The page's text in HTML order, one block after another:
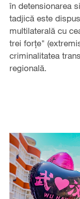
în detensionarea
tadjică este
multilaterală cu
trei forțe"
criminalitatea
regională.